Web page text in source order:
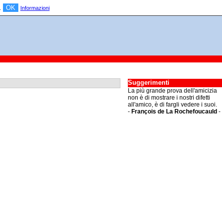
OK Informazioni
Suggerimenti
La più grande prova dell'amicizia
non è di mostrare i nostri difetti
all'amico, è di fargli vedere i suoi.
- François de La Rochefoucauld -